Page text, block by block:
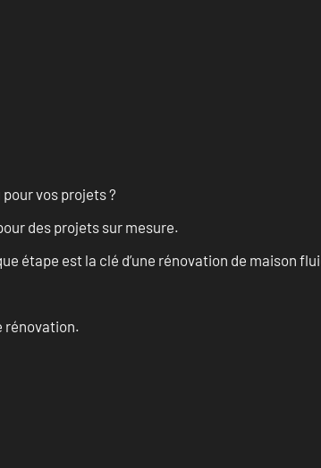
vos projets ?
des projets sur mesure.
étape est la clé d’une rénovation de maison
rénovation.